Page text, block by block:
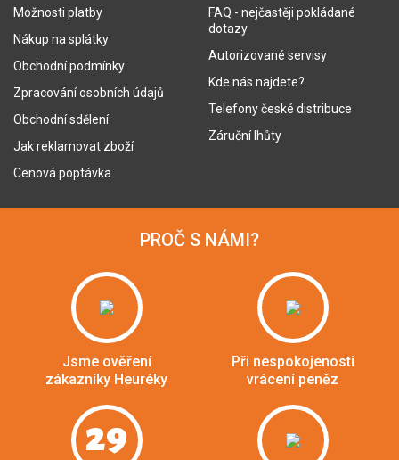
Možnosti platby
Nákup na splátky
Obchodní podmínky
Zpracování osobních údajů
Obchodní sdělení
Jak reklamovat zboží
Cenová poptávka
FAQ - nejčastěji pokládané
dotazy
Autorizované servisy
Kde nás najdete?
Telefony české distribuce
Záruční lhůty
PROČ S NÁMI?
Jsme ověření
zákazníky Heuréky
Při nespokojenosti
vrácení peněz
29